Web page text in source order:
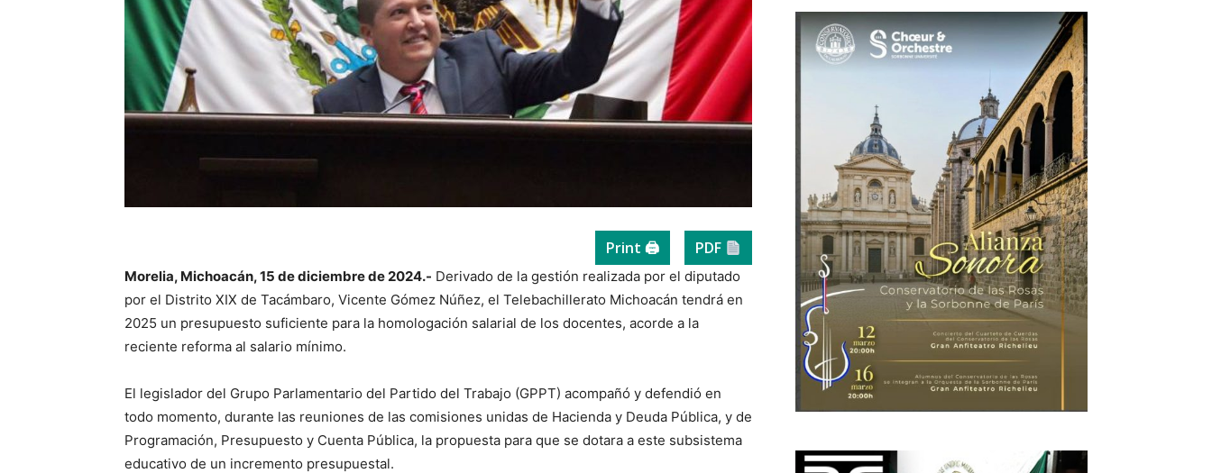
Print 🖨 PDF
Morelia, Michoacán, 15 de diciembre de 2024.- Derivado de la gestión realizada por el diputado
por el Distrito XIX de Tacámbaro, Vicente Gómez Núñez, el Telebachillerato Michoacán tendrá en
2025 un presupuesto suficiente para la homologación salarial de los docentes, acorde a la
reciente reforma al salario mínimo.
El legislador del Grupo Parlamentario del Partido del Trabajo (GPPT) acompañó y defendió en
todo momento, durante las reuniones de las comisiones unidas de Hacienda y Deuda Pública, y de
Programación, Presupuesto y Cuenta Pública, la propuesta para que se dotara a este subsistema
educativo de un incremento presupuestal.